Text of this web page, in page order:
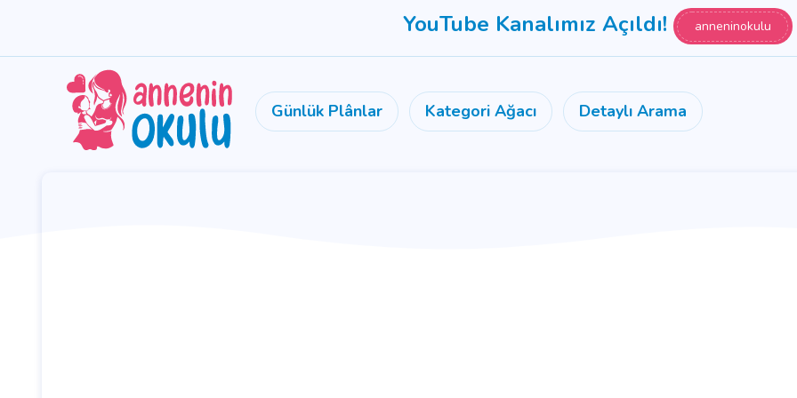
YouTube Kanalımız Açıldı! anneninokulu
Günlük Plânlar Kategori Ağacı Detaylı Arama